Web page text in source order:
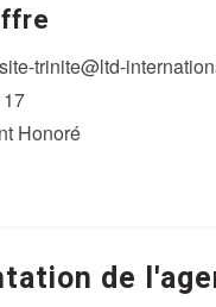
trinite@ltd-
Honoré
de